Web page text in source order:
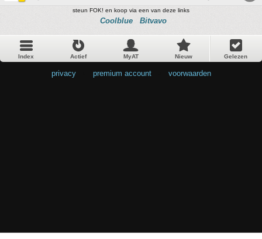
steun FOK! en koop via een van deze links
Coolblue Bitvavo
Index Actief MyAT Nieuw Gelezen
privacy premium account voorwaarden